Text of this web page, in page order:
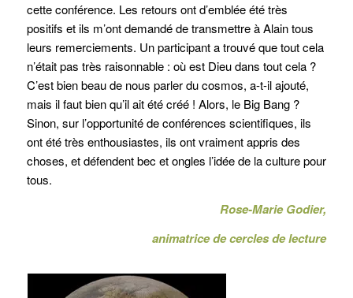
cette conférence. Les retours ont d’emblée été très
positifs et ils m’ont demandé de transmettre à Alain tous
leurs remerciements. Un participant a trouvé que tout cela
n’était pas très raisonnable : où est Dieu dans tout cela ?
C’est bien beau de nous parler du cosmos, a-t-il ajouté,
mais il faut bien qu’il ait été créé ! Alors, le Big Bang ?
Sinon, sur l’opportunité de conférences scientifiques, ils
ont été très enthousiastes, ils ont vraiment appris des
choses, et défendent bec et ongles l’idée de la culture pour
tous.
Rose-Marie Godier,
animatrice de cercles de lecture